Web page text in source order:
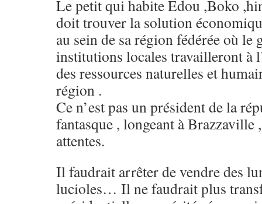
Le petit qui habite Edou ,Boko
doit trouver la solution
au sein de sa région fédérée où le
institutions locales travailleront à
des ressources naturelles et
région .
Ce n’est pas un président de la
fantasque , longeant à Brazzaville
attentes.
Il faudrait arrêter de vendre des
lucioles… Il ne faudrait plus